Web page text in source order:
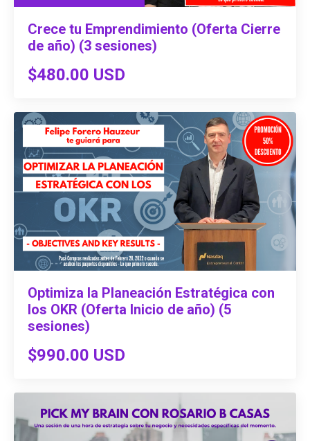
Crece tu Emprendimiento (Oferta Cierre
de año) (3 sesiones)
$480.00 USD
Optimiza la Planeación Estratégica con
los OKR (Oferta Inicio de año) (5
sesiones)
$990.00 USD